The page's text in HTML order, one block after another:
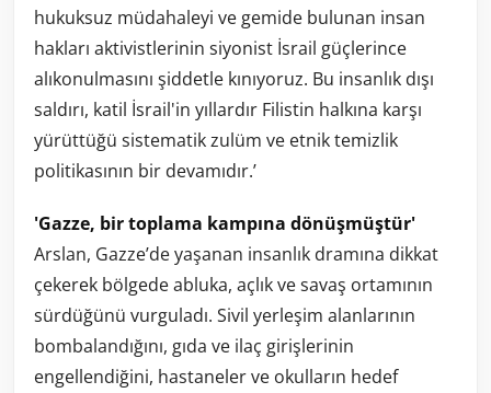
hukuksuz müdahaleyi ve gemide bulunan insan
hakları aktivistlerinin siyonist İsrail güçlerince
alıkonulmasını şiddetle kınıyoruz. Bu insanlık dışı
saldırı, katil İsrail'in yıllardır Filistin halkına karşı
yürüttüğü sistematik zulüm ve etnik temizlik
politikasının bir devamıdır.’
'Gazze, bir toplama kampına dönüşmüştür'
Arslan, Gazze’de yaşanan insanlık dramına dikkat
çekerek bölgede abluka, açlık ve savaş ortamının
sürdüğünü vurguladı. Sivil yerleşim alanlarının
bombalandığını, gıda ve ilaç girişlerinin
engellendiğini, hastaneler ve okulların hedef